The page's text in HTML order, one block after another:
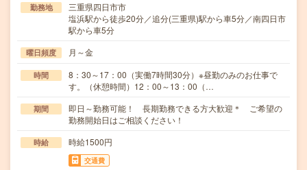
勤務地
三重県四日市市
塩浜駅から徒歩20分／追分(三重県)駅から車5分／南四日市
駅から車5分
曜日頻度 月～金
時間
8：30～17：00（実働7時間30分）※昼勤のみのお仕事で
す。（休憩時間）12：00～13：00（…
期間
即日～勤務可能！ 長期勤務できる方大歓迎＊ ご希望の
勤務開始日はご相談ください！
時給 時給1500円
交通費